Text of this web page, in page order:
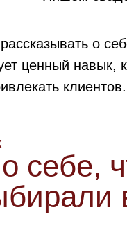
себе,
о
ценный навык,
клиентов.